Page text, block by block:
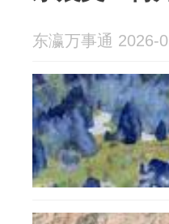
东瀛万事通 2026-